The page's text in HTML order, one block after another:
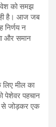
को समझ
है। आज जब
न
और समान
लिए मील का
पेशेवर पहचान
से जोड़कर एक